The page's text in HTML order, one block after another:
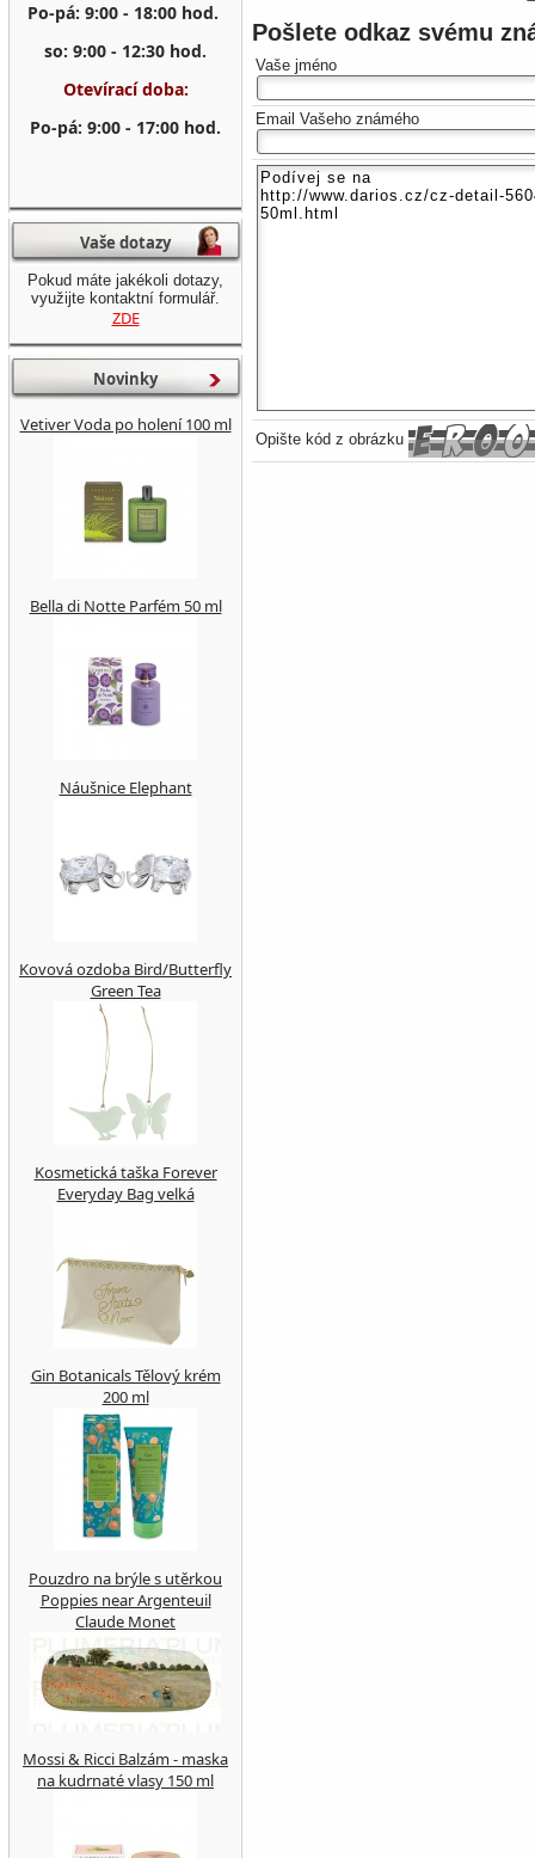
Pošlete odkaz svému
Vaše jméno
Email Vašeho známého
Opište kód z obrázku
Po-pá: 9:00 - 18:00 hod.
so: 9:00 - 12:30 hod.
Otevírací doba:
Po-pá: 9:00 - 17:00 hod.
Vaše dotazy
Pokud máte jakékoli dotazy,
využijte kontaktní formulář.
ZDE
Novinky
Vetiver Voda po holení 100 ml
Bella di Notte Parfém 50 ml
Náušnice Elephant
Kovová ozdoba Bird/Butterfly
Green Tea
Kosmetická taška Forever
Everyday Bag velká
Gin Botanicals Tělový krém
200 ml
Pouzdro na brýle s utěrkou
Poppies near Argenteuil
Claude Monet
Mossi & Ricci Balzám - maska
na kudrnaté vlasy 150 ml